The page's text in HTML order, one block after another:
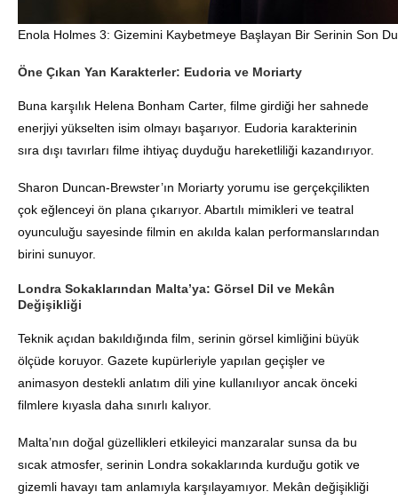
Enola Holmes 3: Gizemini Kaybetmeye Başlayan Bir Serinin Son
Öne Çıkan Yan Karakterler: Eudoria ve Moriarty
Buna karşılık Helena Bonham Carter, filme girdiği her sahnede
enerjiyi yükselten isim olmayı başarıyor. Eudoria karakterinin
sıra dışı tavırları filme ihtiyaç duyduğu hareketliliği kazandırıyor.
Sharon Duncan-Brewster’ın Moriarty yorumu ise gerçekçilikten
çok eğlenceyi ön plana çıkarıyor. Abartılı mimikleri ve teatral
oyunculuğu sayesinde filmin en akılda kalan performanslarından
birini sunuyor.
Londra Sokaklarından Malta’ya: Görsel Dil ve Mekân
Değişikliği
Teknik açıdan bakıldığında film, serinin görsel kimliğini büyük
ölçüde koruyor. Gazete kupürleriyle yapılan geçişler ve
animasyon destekli anlatım dili yine kullanılıyor ancak önceki
filmlere kıyasla daha sınırlı kalıyor.
Malta’nın doğal güzellikleri etkileyici manzaralar sunsa da bu
sıcak atmosfer, serinin Londra sokaklarında kurduğu gotik ve
gizemli havayı tam anlamıyla karşılayamıyor. Mekân değişikliği